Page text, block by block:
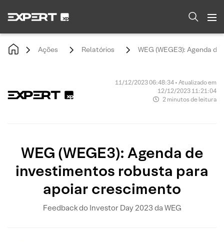
Ações Relatórios WEG (WEGE3): Agenda
11/12/2023 06:48:34 • Atualizado em
12/12/2023 11:21:04
2 minutos de leitura
WEG (WEGE3): Agenda de
investimentos robusta para
apoiar crescimento
Feedback do Investor Day 2023 da WEG